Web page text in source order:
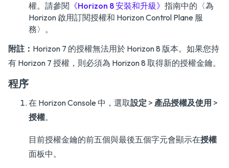
權。請參閱 《Horizon 8 安裝和升級》 指南中的〈為
Horizon 啟用訂閱授權和 Horizon Control Plane 服
務〉。
附註： Horizon 7 的授權無法用於 Horizon 8 版本。如果您持
有 Horizon 7 授權，則必須為 Horizon 8 取得新的授權金鑰。
程序
在 Horizon Console 中，選取設定 > 產品授權及使用 >
授權。
目前授權金鑰的前五個與最後五個字元會顯示在授權
面板中。